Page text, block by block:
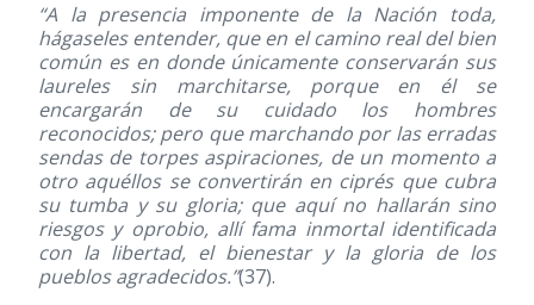
“A la presencia imponente de la Nación toda,
hágaseles entender, que en el camino real del bien
común es en donde únicamente conservarán sus
laureles sin marchitarse, porque en él se
encargarán de su cuidado los hombres
reconocidos; pero que marchando por las erradas
sendas de torpes aspiraciones, de un momento a
otro aquéllos se convertirán en ciprés que cubra
su tumba y su gloria; que aquí no hallarán sino
riesgos y oprobio, allí fama inmortal identificada
con la libertad, el bienestar y la gloria de los
pueblos agradecidos.”(37).